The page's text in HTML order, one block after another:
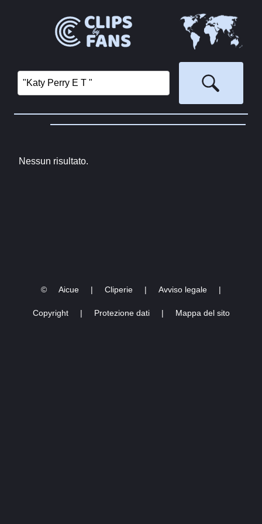
Nessun risultato.
© Aicue | Cliperie | Avviso legale |
Copyright | Protezione dati | Mappa del sito